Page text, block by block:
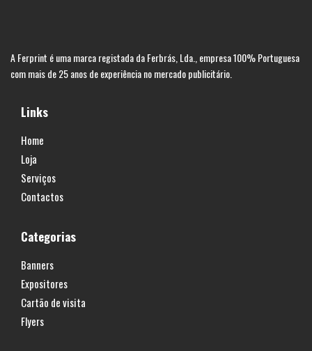
A Ferprint é uma marca registada da Ferbrás, Lda., empresa 100% Portuguesa
com mais de 25 anos de experiência no mercado publicitário.
Links
Home
Loja
Serviços
Contactos
Categorias
Banners
Expositores
Cartão de visita
Flyers